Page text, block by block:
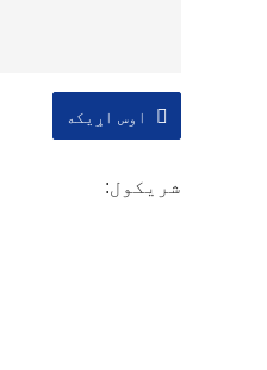
اوس اړیکه
شریکول: